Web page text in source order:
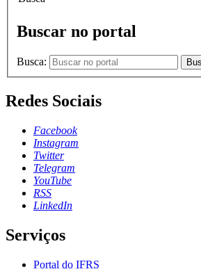
Buscar no portal
Busca:
Redes Sociais
Facebook
Instagram
Twitter
Telegram
YouTube
RSS
LinkedIn
Serviços
Portal do IFRS